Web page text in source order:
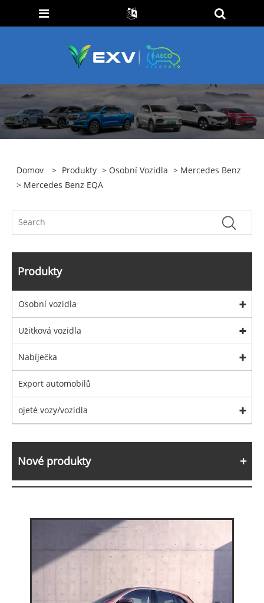
Domov > Produkty > Osobní Vozidla > Mercedes Benz
> Mercedes Benz EQA
Produkty
Osobní vozidla
Užitková vozidla
Nabíječka
Export automobilů
ojeté vozy/vozidla
Nové produkty